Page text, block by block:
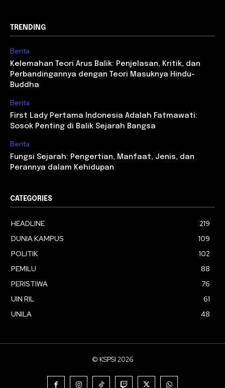
TRENDING
Berita
Kelemahan Teori Arus Balik: Penjelasan, Kritik, dan
Perbandingannya dengan Teori Masuknya Hindu-
Buddha
Berita
First Lady Pertama Indonesia Adalah Fatmawati:
Sosok Penting di Balik Sejarah Bangsa
Berita
Fungsi Sejarah: Pengertian, Manfaat, Jenis, dan
Perannya dalam Kehidupan
CATEGORIES
HEADLINE
219
DUNIA KAMPUS
109
POLITIK
102
PEMILU
88
PERISTIWA
76
UIN RIL
61
UNILA
48
© KSPSI 2026